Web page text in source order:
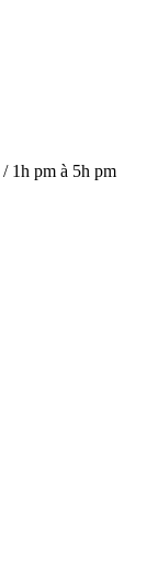
/ 1h pm à 5h pm